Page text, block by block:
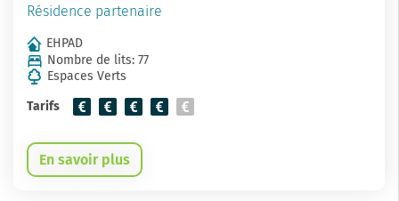
Résidence partenaire
EHPAD
Nombre de lits: 77
Espaces Verts
Tarifs
En savoir plus